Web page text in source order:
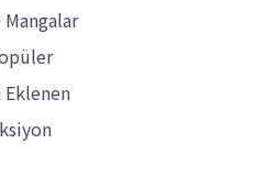
Eklenen